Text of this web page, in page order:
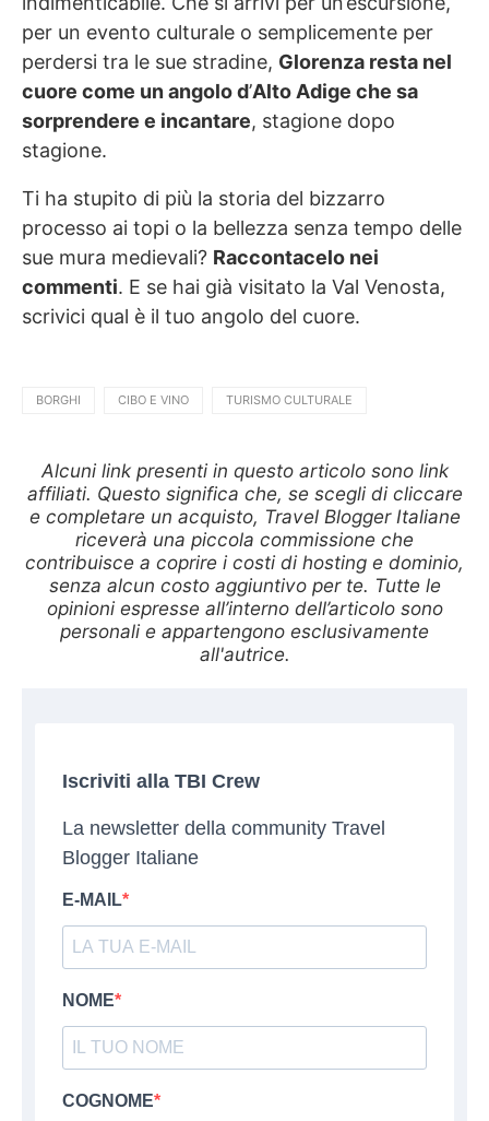
per un evento culturale o semplicemente per
perdersi tra le sue stradine, Glorenza resta nel
cuore come un angolo d’Alto Adige che sa
sorprendere e incantare, stagione dopo
stagione.
Ti ha stupito di più la storia del bizzarro
processo ai topi o la bellezza senza tempo delle
sue mura medievali? Raccontacelo nei
commenti. E se hai già visitato la Val Venosta,
scrivici qual è il tuo angolo del cuore.
BORGHI CIBO E VINO TURISMO CULTURALE
Alcuni link presenti in questo articolo sono link
affiliati. Questo significa che, se scegli di cliccare
e completare un acquisto, Travel Blogger Italiane
riceverà una piccola commissione che
contribuisce a coprire i costi di hosting e dominio,
senza alcun costo aggiuntivo per te. Tutte le
opinioni espresse all’interno dell’articolo sono
personali e appartengono esclusivamente
all'autrice.
Iscriviti alla TBI Crew
La newsletter della community Travel
Blogger Italiane
E-MAIL
NOME
COGNOME